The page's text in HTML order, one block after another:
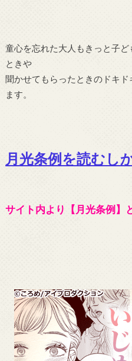
童心を忘れた大人もきっと子
ときや
聞かせてもらったときのドキ
ます。
月光条例を読むし
サイト内より【月光条例】